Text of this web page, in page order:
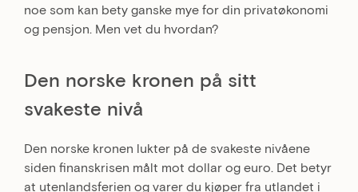
noe som kan bety ganske mye for din privatøkonomi
og pensjon. Men vet du hvordan?
Den norske kronen på sitt
svakeste nivå
Den norske kronen lukter på de svakeste nivåene
siden finanskrisen målt mot dollar og euro. Det betyr
at utenlandsferien og varer du kjøper fra utlandet i